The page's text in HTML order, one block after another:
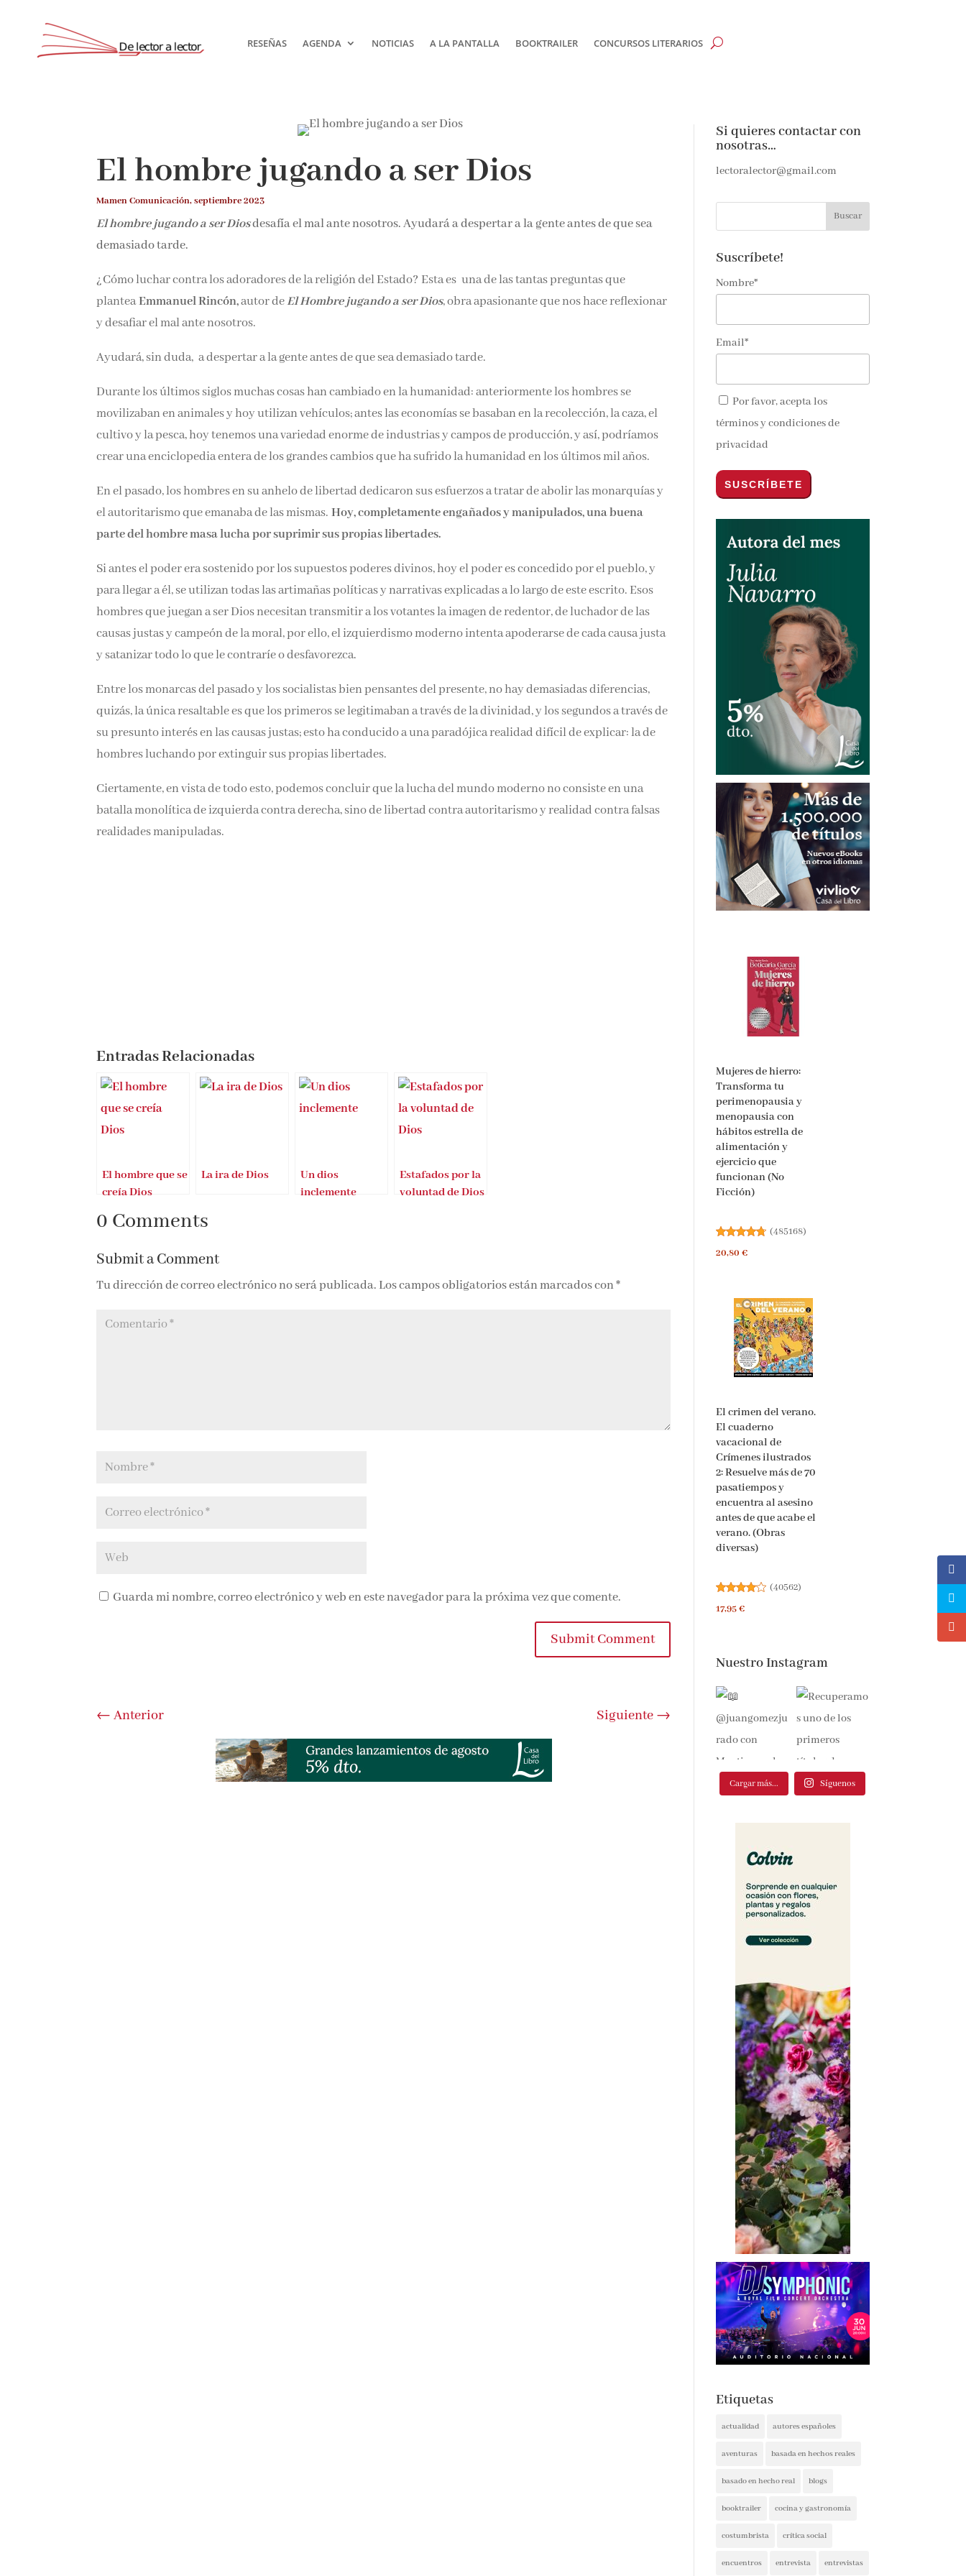
RESEÑAS AGENDA NOTICIAS A LA PANTALLA BOOKTRAILER CONCURSOS LITERARIOS
El hombre jugando a ser Dios
Mamen Comunicación, septiembre 2023
El hombre jugando a ser Diosdesafía el mal ante nosotros. Ayudará a despertar a la gente antes de que sea
demasiado tarde.
¿Cómo luchar contra los adoradores de la religión del Estado? Esta es una de las tantas preguntas que
planteaEmmanuel Rincón,autor deEl Hombre jugando a ser Dios, obra apasionante que nos hace reflexionar
y desafiar el mal ante nosotros.
Ayudará, sin duda, a despertar a la gente antes de que sea demasiado tarde.
Durante los últimos siglos muchas cosas han cambiado en la humanidad: anteriormente los hombres se
movilizaban en animales y hoy utilizan vehículos; antes las economías se basaban en la recolección, la caza, el
cultivo y la pesca, hoy tenemos una variedad enorme de industrias y campos de producción, y así, podríamos
crear una enciclopedia entera de los grandes cambios que ha sufrido la humanidad en los últimos mil años.
En el pasado, los hombres en su anhelo de libertad dedicaron sus esfuerzos a tratar de abolir las monarquías y
el autoritarismo que emanaba de las mismas.Hoy, completamente engañados y manipulados, una buena
parte del hombre masa lucha por suprimir sus propias libertades.
Si antes el poder era sostenido por los supuestos poderes divinos, hoy el poder es concedido por el pueblo, y
para llegar a él, se utilizan todas las artimañas políticas y narrativas explicadas a lo largo de este escrito. Esos
hombres que juegan a ser Dios necesitan transmitir a los votantes la imagen de redentor, de luchador de las
causas justas y campeón de la moral, por ello, el izquierdismo moderno intenta apoderarse de cada causa justa
y satanizar todo lo que le contraríe o desfavorezca.
Entre los monarcas del pasado y los socialistas bien pensantes del presente, no hay demasiadas diferencias,
quizás, la única resaltable es que los primeros se legitimaban a través de la divinidad, y los segundos a través de
su presunto interés en las causas justas; esto ha conducido a una paradójica realidad difícil de explicar: la de
hombres luchando por extinguir sus propias libertades.
Ciertamente, en vista de todo esto, podemos concluir que la lucha del mundo moderno no consiste en una
batalla monolítica de izquierda contra derecha, sino de libertad contra autoritarismo y realidad contra falsas
realidades manipuladas.
Entradas Relacionadas
El hombre que se
creía Dios
La ira de Dios
Un dios
inclemente
Estafados por la
voluntad de Dios
0 Comments
Submit a Comment
Tu dirección de correo electrónico no será publicada. Los campos obligatorios están marcados con*
Guarda mi nombre, correo electrónico y web en este navegador para la próxima vez que comente.
Submit Comment
←Anterior Siguiente→
Si quieres contactar con
nosotras…
lectoralector@gmail.com
Suscríbete!
Nombre*
Email*
Por favor, acepta los
términos y condiciones de
privacidad
Mujeres de hierro:
Transforma tu
perimenopausia y
menopausia con
hábitos estrella de
alimentación y
ejercicio que
funcionan (No
Ficción)
(485168)
20,80 €
El crimen del verano.
El cuaderno
vacacional de
Crímenes ilustrados
2: Resuelve más de 70
pasatiempos y
encuentra al asesino
antes de que acabe el
verano. (Obras
diversas)
(40562)
17,95 €
Nuestro Instagram
Cargar más... Síguenos
Etiquetas
actualidad autores españoles
aventuras basada en hechos reales
basado en hecho real blogs
booktrailer cocina y gastronomía
costumbrista crítica social
encuentros entrevista entrevistas